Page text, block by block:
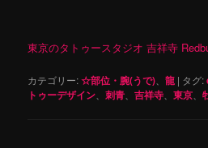
東京のタトゥースタジオ 吉祥寺
カテゴリー:☆部位・腕(うで) 、龍 | タグ:
トゥーデザイン 、刺青 、吉祥寺 、東京 、